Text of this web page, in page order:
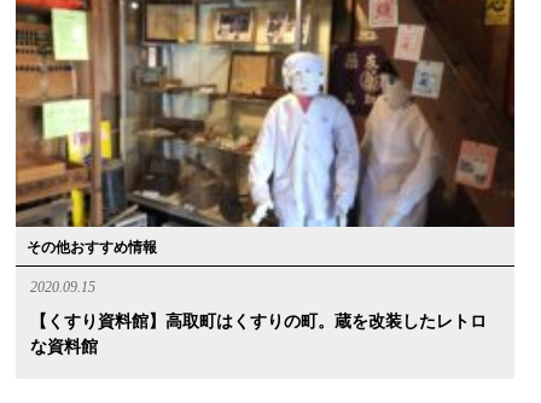
その他おすすめ情報
2020.09.15
【くすり資料館】高取町はくすりの町。蔵を改装したレトロ
な資料館